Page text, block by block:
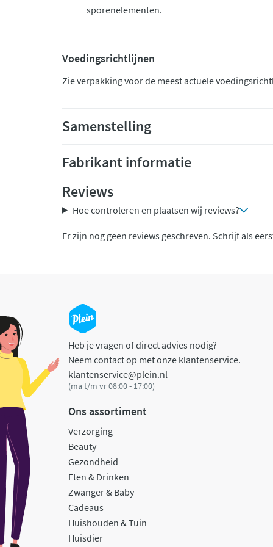
sporenelementen.
Voedingsrichtlijnen
Zie verpakking voor de meest actuele
Samenstelling
Fabrikant informatie
Reviews
Hoe controleren en plaatsen wij reviews?
Er zijn nog geen reviews geschreven. Schrijf als
Heb je vragen of direct advies nodig?
Neem contact op met onze klantenservice.
klantenservice@plein.nl
(ma t/m vr 08:00 - 17:00)
Ons assortiment
Verzorging
Beauty
Gezondheid
Eten & Drinken
Zwanger & Baby
Cadeaus
Huishouden & Tuin
Huisdier